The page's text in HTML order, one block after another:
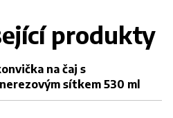
produkty
na čaj s
sítkem 530 ml